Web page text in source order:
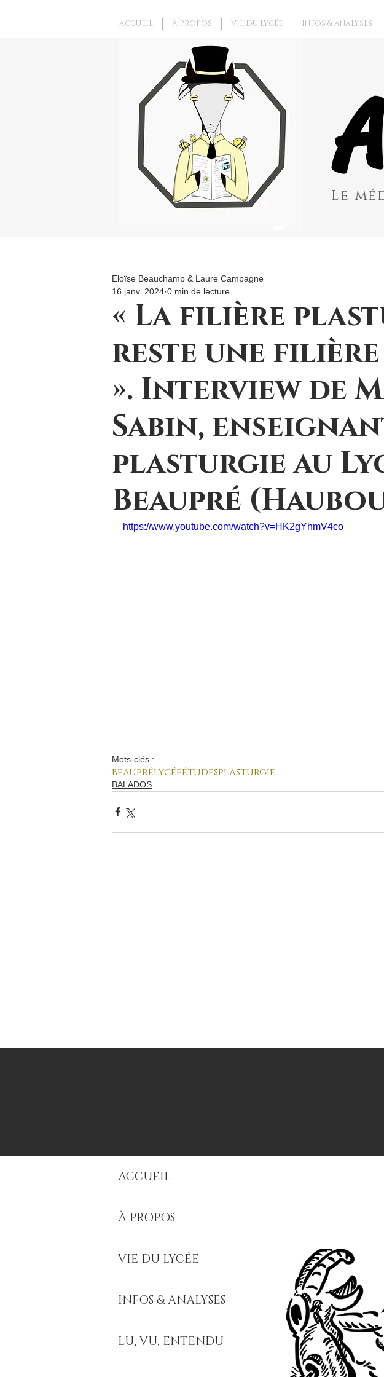
« La filière
reste une filière
». Interview de
Sabin,
plasturgie au
Beaupré
Eloïse Beauchamp & Laure Campagne
16 janv. 2024 0 min de lecture
https://www.youtube.com/watch?v=HK2gYhmV4co
Mots-clés :
beauprélycéeétudesplasturgie
BALADOS
ACCUEIL À PROPOS VIE DU LYCÉE INFOS & ANALYSES
Le
ACCUEIL
À PROPOS
VIE DU LYCÉE
INFOS & ANALYSES
LU, VU, ENTENDU